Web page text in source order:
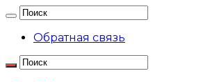
Обратная связь